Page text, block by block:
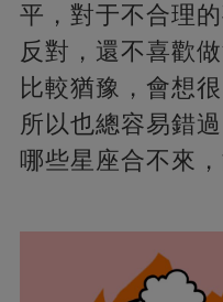
平，對于不合理
反對，還不喜歡
比較猶豫，會想
所以也總容易錯
哪些星座合不來